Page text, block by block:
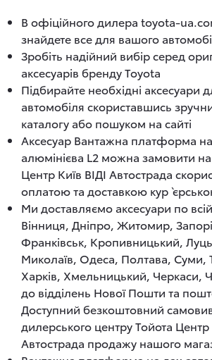
В офіційного дилера toyota-
знайдете все для вашого
Зробіть надійний вибір серед
аксесуарів бренду Toyota
Підбирайте необхідні аксесуари
автомобіля скориставшись
каталогу або пошуком на сайті
Аксесуар Вантажна платформа
алюмінієва L2 можна замовити на
Центр Київ ВІДІ Автострада
оплатою та доставкою
Ми доставляємо аксесуари по всій
Вінниця, Дніпро, Житомир,
Франківськ, Кропивницький,
Миколаїв, Одеса, Полтава, Суми,
Харків, Хмельницький, Черкаси,
до відділень Нової Пошти та
Доступний безкоштовний
дилерського центру Тойота Центр
Автострада продажу нашого